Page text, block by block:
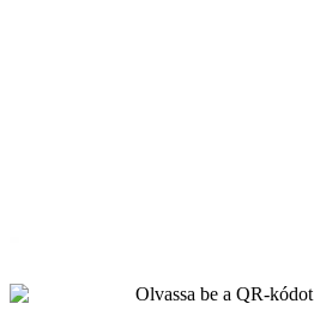
Olvassa be a QR-kódot